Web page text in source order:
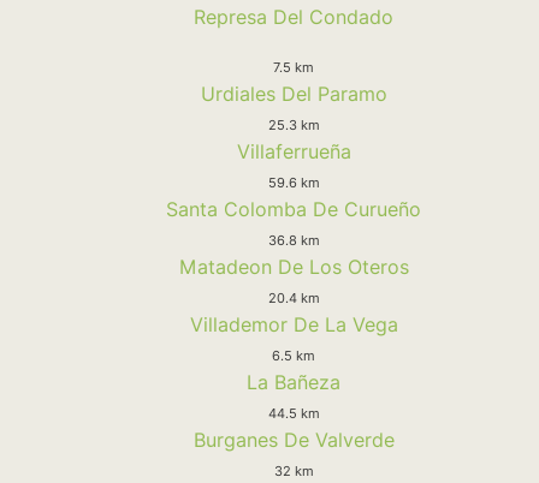
Represa Del Condado
7.5 km
Urdiales Del Paramo
25.3 km
Villaferrueña
59.6 km
Santa Colomba De Curueño
36.8 km
Matadeon De Los Oteros
20.4 km
Villademor De La Vega
6.5 km
La Bañeza
44.5 km
Burganes De Valverde
32 km